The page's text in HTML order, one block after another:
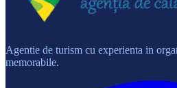
Agentie de turism cu experienta in
memorabile.